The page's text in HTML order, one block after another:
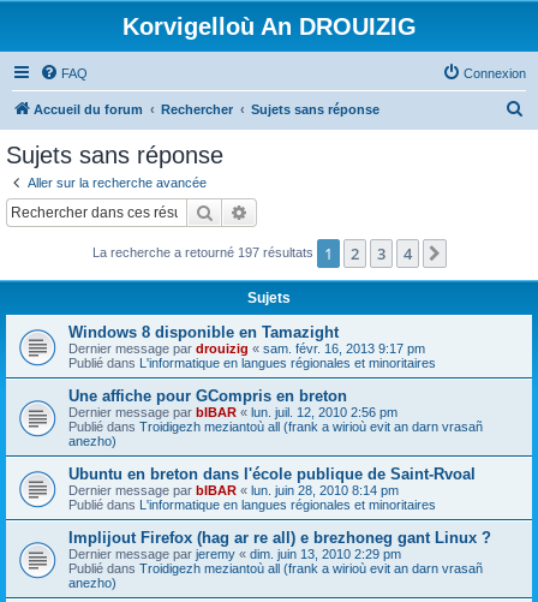
Korvigelloù An DROUIZIG
FAQ Connexion
Accueil du forum Rechercher Sujets sans réponse
c
Sujets sans réponse
Aller sur la recherche avancée
Rechercher
La recherche a retourné 197 résultats 1 2 3 4
Sujets
Windows 8 disponible en Tamazight
Dernier message par drouizig « sam. févr. 16, 2013 9:17 pm
Publié dans L'informatique en langues régionales et minoritaires
Une affiche pour GCompris en breton
Dernier message par bIBAR « lun. juil. 12, 2010 2:56 pm
Publié dans Troidigezh meziantoù all (frank a wirioù evit an darn vrasañ
anezho)
Ubuntu en breton dans l'école publique de Saint-Rvoal
Dernier message par bIBAR « lun. juin 28, 2010 8:14 pm
Publié dans L'informatique en langues régionales et minoritaires
Implijout Firefox (hag ar re all) e brezhoneg gant Linux ?
Dernier message par jeremy « dim. juin 13, 2010 2:29 pm
Publié dans Troidigezh meziantoù all (frank a wirioù evit an darn vrasañ
anezho)